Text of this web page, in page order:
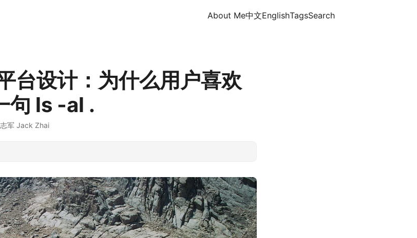
About Me中文EnglishTagsSearch
台设计：为什么用户喜欢
句 ls -al .
军 Jack Zhai